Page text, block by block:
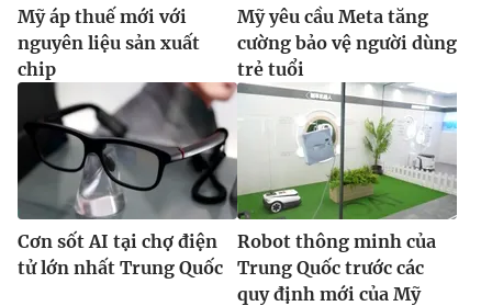
Mỹ áp thuế mới với
nguyên liệu sản xuất
chip
Mỹ yêu cầu Meta tăng
cường bảo vệ người dùng
trẻ tuổi
Cơn sốt AI tại chợ điện
tử lớn nhất Trung Quốc
Robot thông minh của
Trung Quốc trước các
quy định mới của Mỹ